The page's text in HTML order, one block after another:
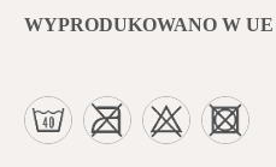
WYPRODUKOWANO W UE